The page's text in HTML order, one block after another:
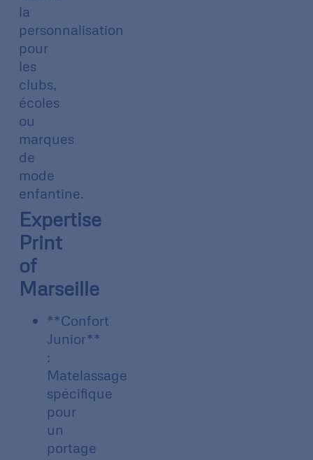
la
personnalisation
pour
les
clubs,
écoles
ou
marques
de
mode
enfantine.
Expertise
Print
of
Marseille
**Confort
Junior**
:
Matelassage
spécifique
pour
un
portage